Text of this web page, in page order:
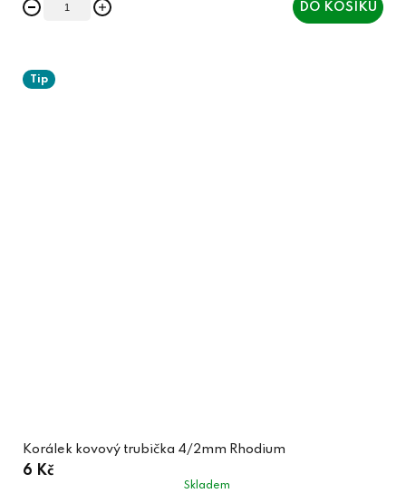
DO KOŠÍKU
Tip
Korálek kovový trubička 4/2mm Rhodium
6 Kč
Skladem